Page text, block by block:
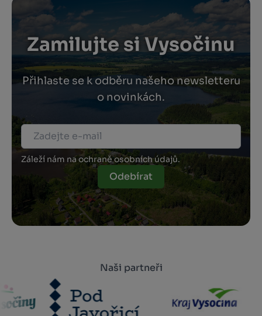
Zamilujte si Vysočinu
Přihlaste se k odběru našeho newsletteru
o novinkách.
Záleží nám na ochraně osobních údajů.
Odebírat
Naši partneři